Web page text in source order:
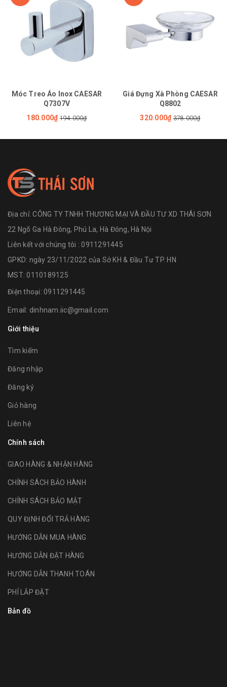
Móc Treo Áo Inox CAESAR
Q7307V
180.000₫ 194.000₫
Giá Đựng Xà Phòng CAESAR
Q8802
320.000₫ 378.000₫
Địa chỉ:CÔNG TY TNHH THƯƠNG MẠI VÀ ĐẦU TƯ XD THÁI SƠN
22 Ngõ Ga Hà Đông, Phú La, Hà Đông, Hà Nội
Liên kết với chúng tôi : 0911291445
GPKD: ngày 23/11/2022 của Sở KH & Đầu Tư TP. HN
MST: 0110189125
Điện thoại: 0911291445
Email: dinhnam.iic@gmail.com
Giới thiệu
Tìm kiếm
Đăng nhập
Đăng ký
Giỏ hàng
Liên hệ
Chính sách
GIAO HÀNG & NHẬN HÀNG
CHÍNH SÁCH BẢO HÀNH
CHÍNH SÁCH BẢO MẬT
QUY ĐỊNH ĐỔI TRẢ HÀNG
HƯỚNG DẪN MUA HÀNG
HƯỚNG DẪN ĐẶT HÀNG
HƯỚNG DẪN THANH TOÁN
PHÍ LẮP ĐẶT
Bản đồ